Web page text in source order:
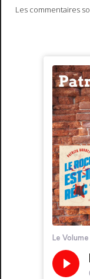
Les commentaires